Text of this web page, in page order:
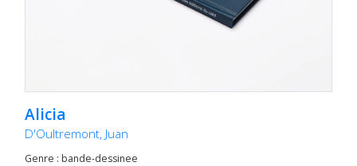
Alicia
D'Oultremont, Juan
Genre : bande-dessinee